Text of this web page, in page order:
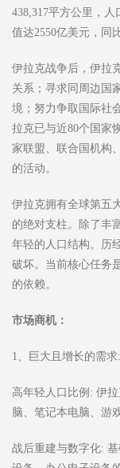
438,317平方公里，
值达2550亿美元，同
伊拉克战争后，伊拉
关系；寻求同周边国
境；努力争取国际社
拉克已与近80个国家
家联盟、联合国机构
的活动。
伊拉克拥有全球第五
的绝对支柱。除了丰
年轻的人口结构。历
破坏。当前核心任务
的依赖。
市场商机：
1、巨大且增长的需求:
高年轻人口比例: 伊
脑、笔记本电脑、游
战后重建与数字化: